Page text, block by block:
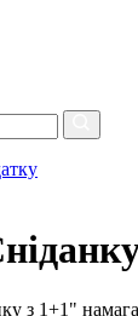
з 1+1"